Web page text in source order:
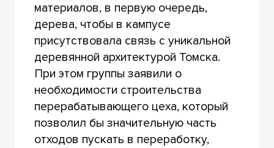
материалов, в первую очередь,
дерева, чтобы в кампусе
присутствовала связь с уникальной
деревянной архитектурой Томска.
При этом группы заявили о
необходимости строительства
перерабатывающего цеха, который
позволил бы значительную часть
отходов пускать в переработку,